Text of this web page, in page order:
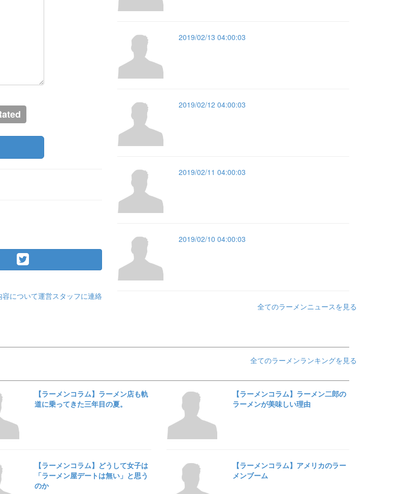
容について運営スタッフに連絡
2019/02/13 04:00:03
2019/02/12 04:00:03
2019/02/11 04:00:03
2019/02/10 04:00:03
全てのラーメンニュースを見る
全てのラーメンランキングを見る
【ラーメンコラム】ラーメン店も軌
道に乗ってきた三年目の夏。
【ラーメンコラム】ラーメン二郎の
ラーメンが美味しい理由
【ラーメンコラム】どうして女子は
「ラーメン屋デートは無い」と思う
のか
【ラーメンコラム】アメリカのラー
メンブーム